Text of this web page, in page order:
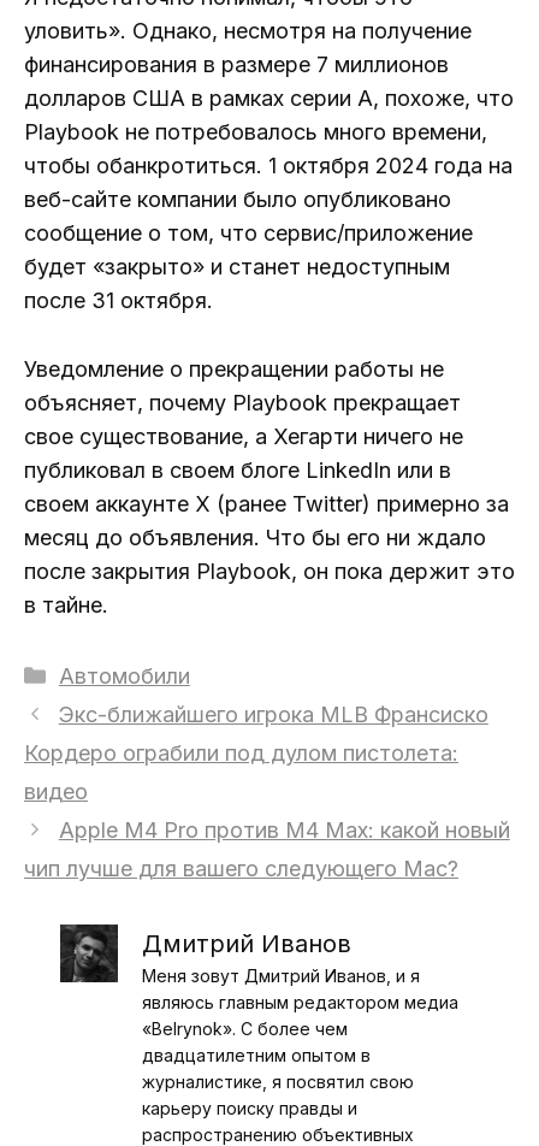
уловить». Однако, несмотря на получение
финансирования в размере 7 миллионов
долларов США в рамках серии А, похоже, что
Playbook не потребовалось много времени,
чтобы обанкротиться. 1 октября 2024 года на
веб-сайте компании было опубликовано
сообщение о том, что сервис/приложение
будет «закрыто» и станет недоступным
после 31 октября.
Уведомление о прекращении работы не
объясняет, почему Playbook прекращает
свое существование, а Хегарти ничего не
публиковал в своем блоге LinkedIn или в
своем аккаунте X (ранее Twitter) примерно за
месяц до объявления. Что бы его ни ждало
после закрытия Playbook, он пока держит это
в тайне.
Рубрики
Автомобили
Экс-ближайшего игрока MLB Франсиско
Кордеро ограбили под дулом пистолета:
видео
Apple M4 Pro против M4 Max: какой новый
чип лучше для вашего следующего Mac?
Дмитрий Иванов
Меня зовут Дмитрий Иванов, и я
являюсь главным редактором медиа
«Belrynok». С более чем
двадцатилетним опытом в
журналистике, я посвятил свою
карьеру поиску правды и
распространению объективных